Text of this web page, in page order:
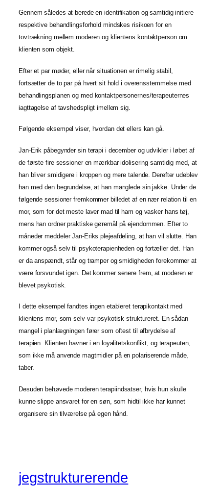
Gennem således at berede en identifikation og samtidig initiere
respektive behandlingsforhold mindskes risikoen for en
tovtrækning mellem moderen og klientens kontaktperson om
klienten som objekt.
Efter et par møder, eller når situationen er rimelig stabil,
fortsætter de to par på hvert sit hold i overensstemmelse med
behandlingsplanen og med kontaktpersonernes/terapeuternes
iagttagelse af tavshedspligt imellem sig.
Følgende eksempel viser, hvordan det ellers kan gå.
Jan-Erik påbegynder sin terapi i december og udvikler i løbet af
de første fire sessioner en mærkbar idolisering samtidig med, at
han bliver smidigere i kroppen og mere talende. Derefter udeblev
han med den begrundelse, at han manglede sin jakke. Under de
følgende sessioner fremkommer billedet af en nær relation til en
mor, som for det meste laver mad til ham og vasker hans tøj,
mens han ordner praktiske gøremål på ejendommen. Efter to
måneder meddeler Jan-Eriks plejeafdeling, at han vil slutte. Han
kommer også selv til psykoterapienheden og fortæller det. Han
er da anspændt, står og tramper og smidigheden forekommer at
være forsvundet igen. Det kommer senere frem, at moderen er
blevet psykotisk.
I dette eksempel fandtes ingen etableret terapikontakt med
klientens mor, som selv var psykotisk struktureret. En sådan
mangel i planlægningen fører som oftest til afbrydelse af
terapien. Klienten havner i en loyalitetskonflikt, og terapeuten,
som ikke må anvende magtmidler på en polariserende måde,
taber.
Desuden behøvede moderen terapiindsatser, hvis hun skulle
kunne slippe ansvaret for en søn, som hidtil ikke har kunnet
organisere sin tilværelse på egen hånd.
jegstrukturerende